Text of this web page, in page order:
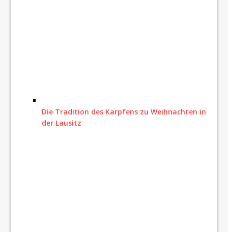
Die Tradition des Karpfens zu Weihnachten in
der Lausitz